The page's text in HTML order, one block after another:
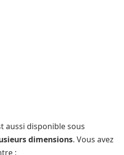
aussi disponible sous
dimensions. Vous avez
: